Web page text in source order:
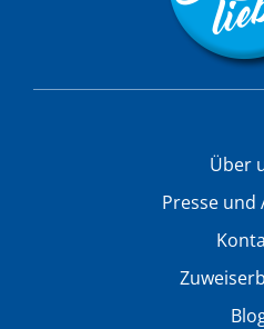
Über
Presse und